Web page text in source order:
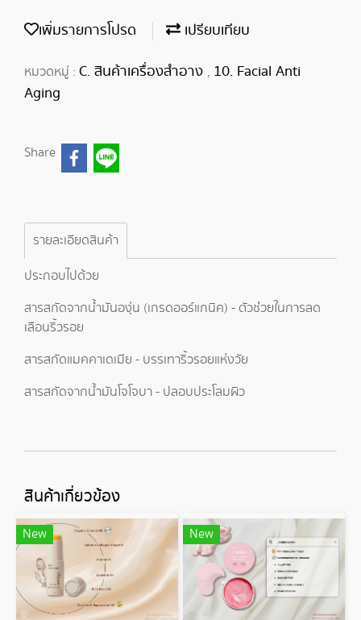
เพิ่มรายการโปรด เปรียบเทียบ
หมวดหมู่ : C. สินค้าเครื่องสำอาง , 10. Facial Anti
Aging
Share
รายละเอียดสินค้า
ประกอบไปด้วย
สารสกัดจากน้ำมันองุ่น (เกรดออร์แกนิค) - ตัวช่่วยในการลด
เลือนริ้วรอย
สารสกัดแมคคาเดเมีย - บรรเทาริ้วรอยแห่งวัย
สารสกัดจากน้ำมันโจโจบา - ปลอบประโลมผิว
สินค้าเกี่ยวข้อง
New New